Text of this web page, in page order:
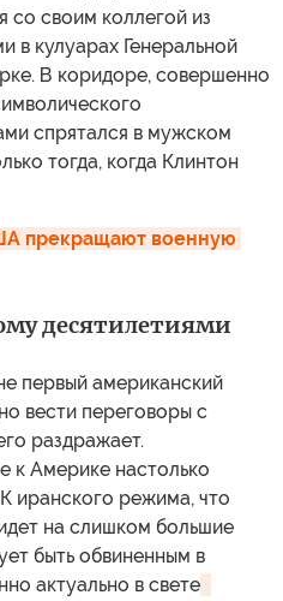
со своим коллегой из
кулуарах Генеральной
В коридоре, совершенно
спрятался в мужском
тогда, когда Клинтон
прекращают военную
десятилетиями
первый американский
вести переговоры с
раздражает.
к Америке настолько
иранского режима, что
на слишком большие
быть обвиненным в
актуально в свете